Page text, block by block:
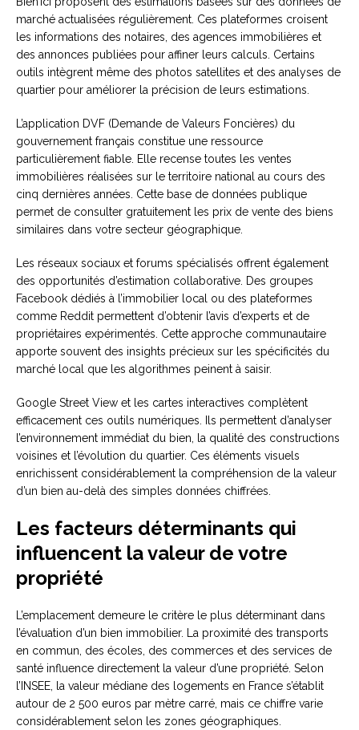
marché actualisées régulièrement. Ces plateformes croisent
les informations des notaires, des agences immobilières et
des annonces publiées pour affiner leurs calculs. Certains
outils intègrent même des photos satellites et des analyses de
quartier pour améliorer la précision de leurs estimations.
L’application DVF (Demande de Valeurs Foncières) du
gouvernement français constitue une ressource
particulièrement fiable. Elle recense toutes les ventes
immobilières réalisées sur le territoire national au cours des
cinq dernières années. Cette base de données publique
permet de consulter gratuitement les prix de vente des biens
similaires dans votre secteur géographique.
Les réseaux sociaux et forums spécialisés offrent également
des opportunités d’estimation collaborative. Des groupes
Facebook dédiés à l’immobilier local ou des plateformes
comme Reddit permettent d’obtenir l’avis d’experts et de
propriétaires expérimentés. Cette approche communautaire
apporte souvent des insights précieux sur les spécificités du
marché local que les algorithmes peinent à saisir.
Google Street View et les cartes interactives complètent
efficacement ces outils numériques. Ils permettent d’analyser
l’environnement immédiat du bien, la qualité des constructions
voisines et l’évolution du quartier. Ces éléments visuels
enrichissent considérablement la compréhension de la valeur
d’un bien au-delà des simples données chiffrées.
Les facteurs déterminants qui
influencent la valeur de votre
propriété
L’emplacement demeure le critère le plus déterminant dans
l’évaluation d’un bien immobilier. La proximité des transports
en commun, des écoles, des commerces et des services de
santé influence directement la valeur d’une propriété. Selon
l’INSEE, la valeur médiane des logements en France s’établit
autour de 2 500 euros par mètre carré, mais ce chiffre varie
considérablement selon les zones géographiques.